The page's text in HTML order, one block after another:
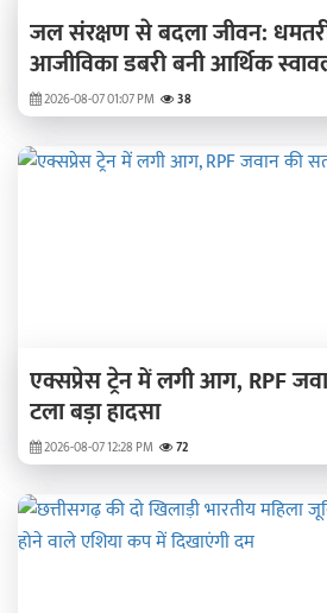
जल संरक्षण से बदला जीवन:
आजीविका डबरी बनी आर्थिक
2026-08-07 01:07 PM 38
एक्सप्रेस ट्रेन में लगी आग, RPF
टला बड़ा हादसा
2026-08-07 12:28 PM 72